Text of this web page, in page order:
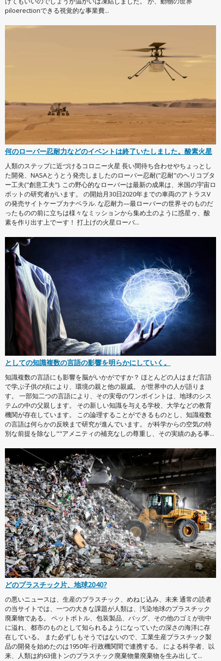
piloerectionできる視覚的な事業費...
何のローバー忍耐力などのイベントは終了いたしました。酸素火星
人類のステップに近づけるコロニー火星 長い間待ち合わせやちょっとし
た開発、NASAとうとう発売しましたのローバー忍耐("忍耐"のヘリコプタ
ー工夫("創意工夫"). この野心的なローバーは最新の成果は、米国の宇宙ロ
ボットの研究者がいます。 の開始月30日2020年までの車両のアトラスV
の発売サイトケープカナベラル. な忍耐力—最ローバーの世界そのものだ
ったものの前に立ちは様々なミッションから集め土のように惑星ゥ、酸
素を作り出す上でーす！ 打上げの火星ローバ...
としての知識複数の言語の影響を明らかにしていく。
知識複数の言語にも影響を脳がいかがですか？ ほとんどの人はまだ言語
で学ぶ子供の頃により、環境の親と他の親戚。 が世界中の人が語りま
す。 一部知二つの言語により、その実母のワンポイントは、地球のシス
テムの中の父親します。 その新しい知識を与える学校、大学などの教育
機関が存在しています。 この論理することができるものとし、知識複数
の言語は何らかの反映まで研究が進んでいます。 が科学からの空気の特
別な前提を除なし""アメニティの補充なしの尊重し、その実績のある事...
どのプラスチック片、地球2040?
の悪いニュースは、生産のプラスチック、めねじ込み、未来 通常の読者
の当サイトでは、一つの大きな課題が人類は、汚染地球のプラスチック
廃棄物である。 ペットボトル、包装製品、バッグ、その他のゴミが街中
に溢れ、都市のものとして知られるようになっていたの深さの海洋に存
在している。 また必ずしもそうではないので、工業生産プラスチック製
品の開発を始めたのは1950年-行政機関間で連携する。 による科学者、以
来、人類は約63億トンのプラスチック廃棄物量廃棄物を生み出して...